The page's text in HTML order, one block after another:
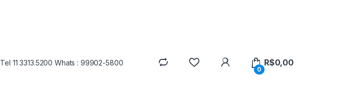
Tel 11 3313.5200 Whats : 99902-5800
0
R$0,00